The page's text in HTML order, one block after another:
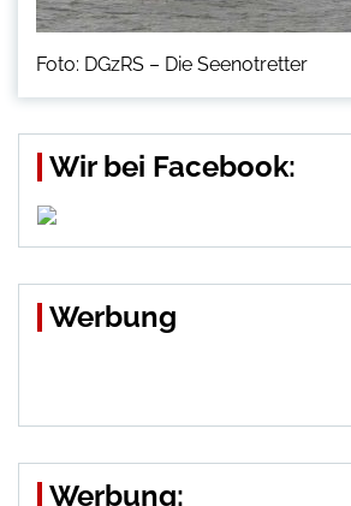
Foto: DGzRS – Die Seenotretter
Wir bei Facebook:
Werbung
Werbung: